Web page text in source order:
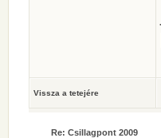
Vissza a tetejére
Re: Csillagpont 2009